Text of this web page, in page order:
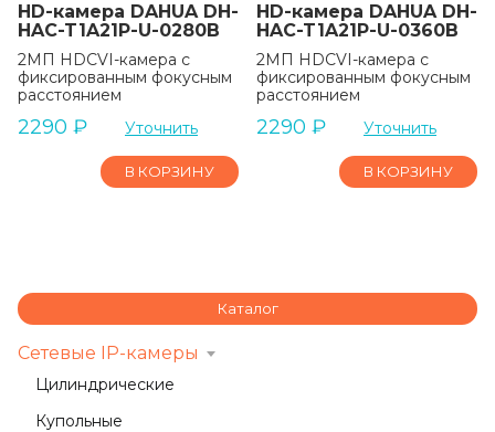
HD-камера DAHUA DH-
HAC-T1A21P-U-0280B
2МП HDCVI-камера с
фиксированным фокусным
расстоянием
2290 ₽ Уточнить
В КОРЗИНУ
HD-камера DAHUA DH-
HAC-T1A21P-U-0360B
2МП HDCVI-камера с
фиксированным фокусным
расстоянием
2290 ₽ Уточнить
В КОРЗИНУ
Каталог
Сетевые IP-камеры
Цилиндрические
Купольные